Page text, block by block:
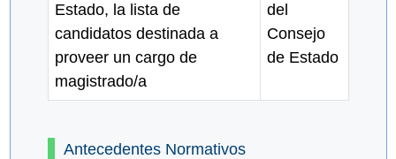
Estado, la lista de
candidatos destinada a
proveer un cargo de
magistrado/a
del
Consejo
de Estado
Antecedentes Normativos